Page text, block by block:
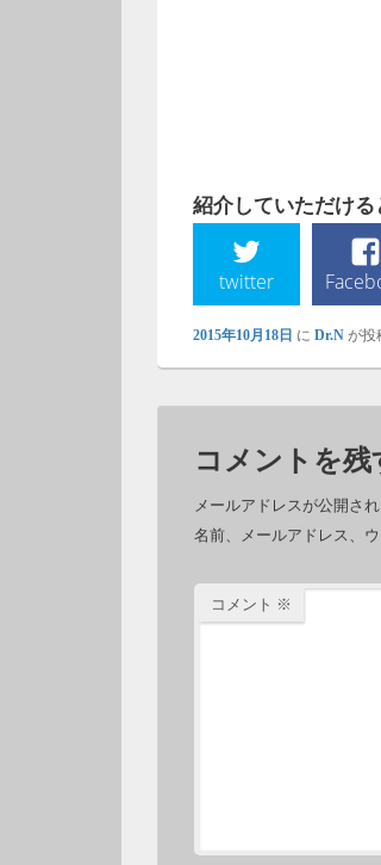
紹介していただけ
twitter
2015年10月18日 に Dr.N が投
コメントを残
メールアドレスが公開さ
名前、メールアドレス、
コメント ※